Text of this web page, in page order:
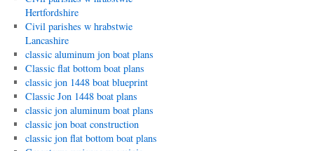
Hertfordshire
Civil parishes w hrabstwie
Lancashire
classic aluminum jon boat plans
Classic flat bottom boat plans
classic jon 1448 boat blueprint
Classic Jon 1448 boat plans
classic jon aluminum boat plans
classic jon boat construction
classic jon flat bottom boat plans